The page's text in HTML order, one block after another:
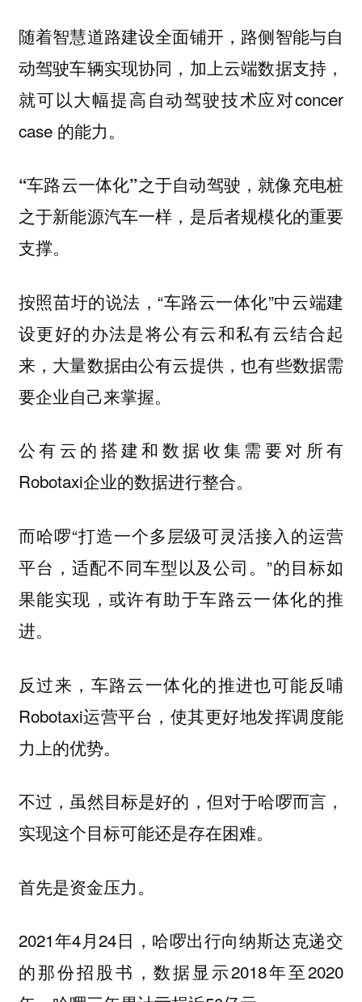
随着智慧道路建设全面铺开，路侧智能与自
动驾驶车辆实现协同，加上云端数据支持，
就可以大幅提高自动驾驶技术应对concer
case 的能力。
“车路云一体化”之于自动驾驶，就像充电桩
之于新能源汽车一样，是后者规模化的重要
支撑。
按照苗圩的说法，“车路云一体化”中云端建
设更好的办法是将公有云和私有云结合起
来，大量数据由公有云提供，也有些数据需
要企业自己来掌握。
公有云的搭建和数据收集需要对所有
Robotaxi企业的数据进行整合。
而哈啰“打造一个多层级可灵活接入的运营
平台，适配不同车型以及公司。”的目标如
果能实现，或许有助于车路云一体化的推
进。
反过来，车路云一体化的推进也可能反哺
Robotaxi运营平台，使其更好地发挥调度能
力上的优势。
不过，虽然目标是好的，但对于哈啰而言，
实现这个目标可能还是存在困难。
首先是资金压力。
2021年4月24日，哈啰出行向纳斯达克递交
的那份招股书，数据显示2018年至2020